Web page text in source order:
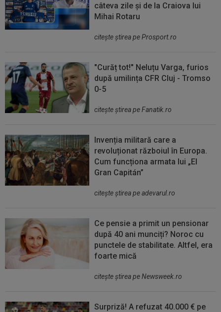
câteva zile și de la Craiova lui
Mihai Rotaru
citeşte ştirea pe Prosport.ro
"Curăț tot!" Neluțu Varga, furios
după umilința CFR Cluj - Tromso
0-5
citeşte ştirea pe Fanatik.ro
Invenția militară care a
revoluționat războiul în Europa.
Cum funcționa armata lui „El
Gran Capitán”
citeşte ştirea pe adevarul.ro
Ce pensie a primit un pensionar
după 40 ani munciți? Noroc cu
punctele de stabilitate. Altfel, era
foarte mică
citeşte ştirea pe Newsweek.ro
Surpriză! A refuzat 40.000 € pe